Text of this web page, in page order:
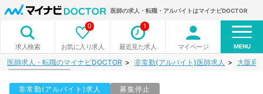
医師の求人・転職・アルバイトはマイナビDOCTOR
求人検索 お気に入り求人
0
最近見た求人
1
マイページ MENU
医師求人・転職のマイナビDOCTOR 非常勤(アルバイト)医師求人 大阪府
非常勤(アルバイト)求人 募集停止